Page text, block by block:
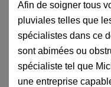
Afin de soigner tous
pluviales telles que
spécialistes dans ce
sont abimées ou
spécialiste tel que
une entreprise